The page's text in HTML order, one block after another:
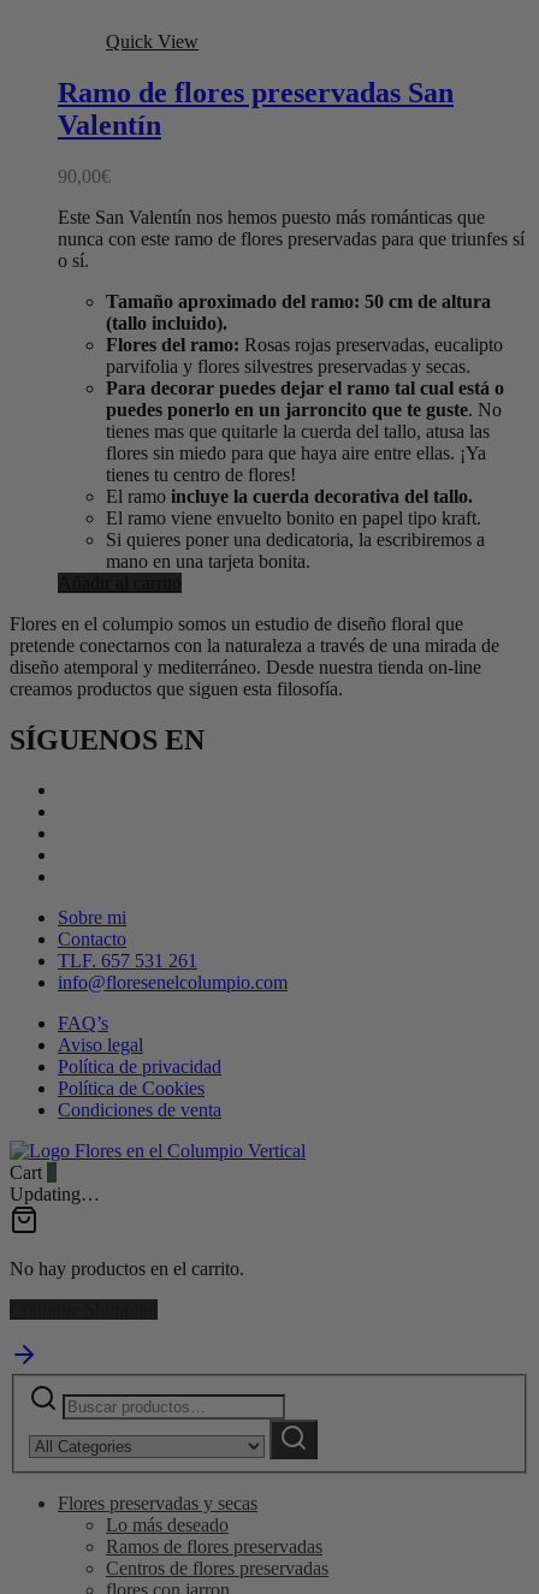
Quick View
Ramo de flores preservadas San
Valentín
90,00€
Este San Valentín nos hemos puesto más románticas que
nunca con este ramo de flores preservadas para que triunfes sí
o sí.
Tamaño aproximado del ramo: 50 cm de altura
(tallo incluido).
Flores del ramo: Rosas rojas preservadas, eucalipto
parvifolia y flores silvestres preservadas y secas.
Para decorar puedes dejar el ramo tal cual está o
puedes ponerlo en un jarroncito que te guste. No
tienes mas que quitarle la cuerda del tallo, atusa las
flores sin miedo para que haya aire entre ellas. ¡Ya
tienes tu centro de flores!
El ramo incluye la cuerda decorativa del tallo.
El ramo viene envuelto bonito en papel tipo kraft.
Si quieres poner una dedicatoria, la escribiremos a
mano en una tarjeta bonita.
Flores en el columpio somos un estudio de diseño floral que
pretende conectarnos con la naturaleza a través de una mirada de
diseño atemporal y mediterráneo. Desde nuestra tienda on-line
creamos productos que siguen esta filosofía.
SÍGUENOS EN
Sobre mi
Contacto
TLF. 657 531 261
info@floresenelcolumpio.com
FAQ’s
Aviso legal
Política de privacidad
Política de Cookies
Condiciones de venta
Cart
Updating…
No hay productos en el carrito.
Buscar
por:
category:
Buscar
Flores preservadas y secas
Lo más deseado
Ramos de flores preservadas
Centros de flores preservadas
flores con jarron